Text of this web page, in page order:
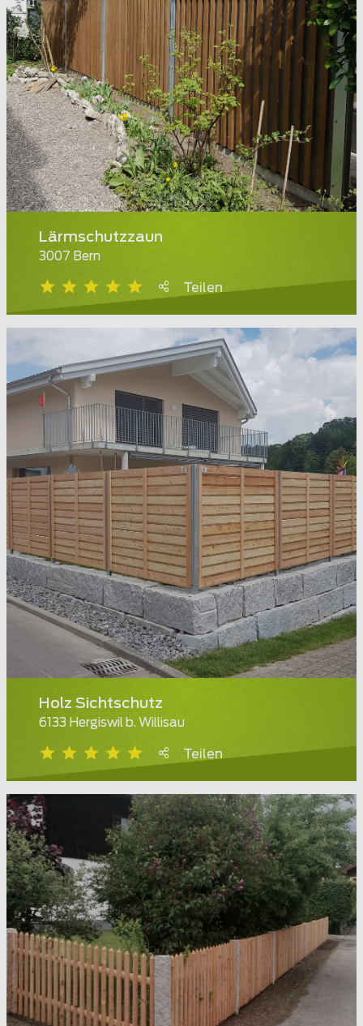
Lärmschutzzaun
3007 Bern
Teilen
Holz Sichtschutz
6133 Hergiswil b. Willisau
Teilen